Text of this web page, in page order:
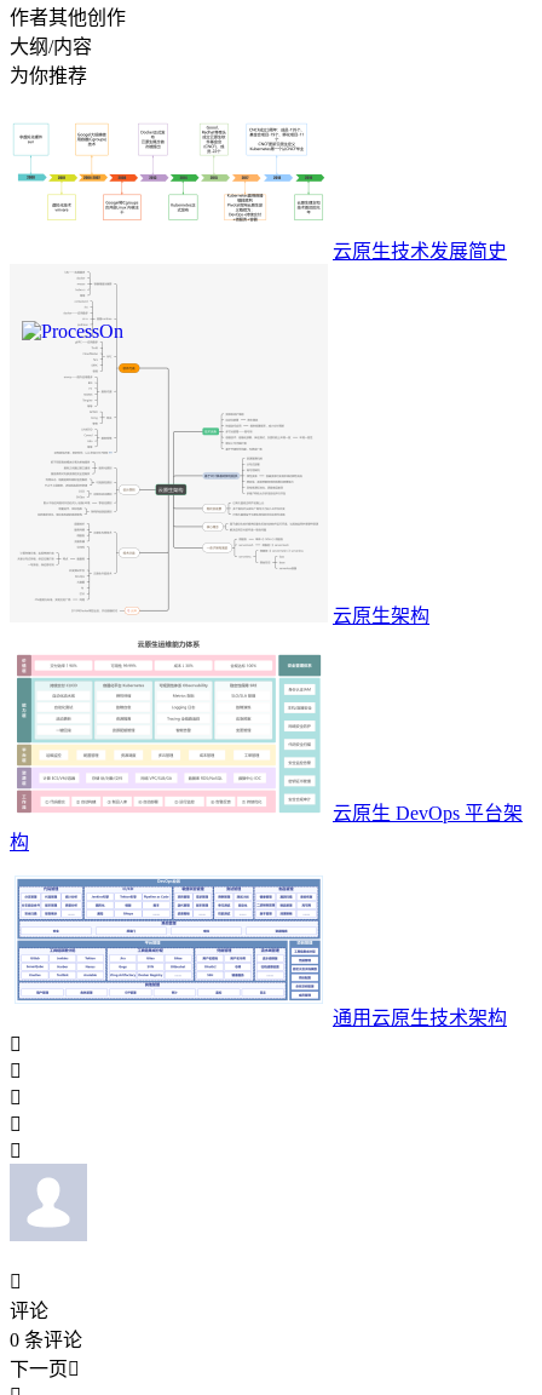
作者其他创作
大纲/内容
为你推荐
云原生技术发展简史
云原生架构
云原生 DevOps 平台架
构
通用云原生技术架构






评论
0 条评论
下一页